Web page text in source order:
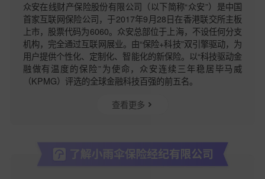
众安在线财产保险股份有限公司（以下简称“众安”）是中国
首家互联网保险公司，于2017年9月28日在香港联交所主板
上市，股票代码为6060。众安总部位于上海，不设任何分支
机构，完全通过互联网展业。由“保险+科技”双引擎驱动，为
用户提供个性化、定制化、智能化的新保险。以“科技驱动金
融做有温度的保险”为使命，众安连续三年稳居毕马威
（KPMG）评选的全球金融科技百强的前五名。
查看更多